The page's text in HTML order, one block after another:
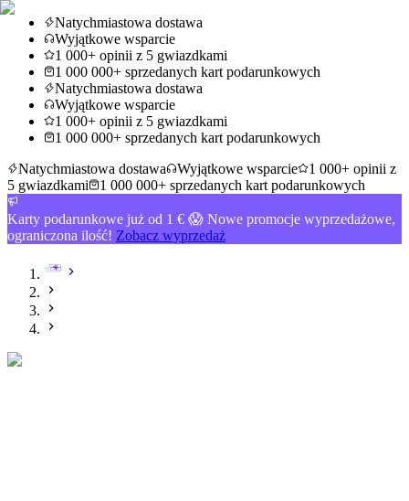
Natychmiastowa dostawa
Wyjątkowe wsparcie
1 000+ opinii z 5 gwiazdkami
1 000 000+ sprzedanych kart podarunkowych
Natychmiastowa dostawa
Wyjątkowe wsparcie
1 000+ opinii z 5 gwiazdkami
1 000 000+ sprzedanych kart podarunkowych
Natychmiastowa dostawa
Wyjątkowe wsparcie
1 000+ opinii z
5 gwiazdkami
1 000 000+ sprzedanych kart podarunkowych
Karty podarunkowe już od 1 € 😱 Nowe promocje wyprzedażowe,
ograniczona ilość! Zobacz wyprzedaż